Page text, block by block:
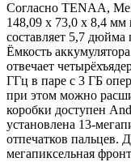
Согласно TENAA,
148,09 x 73,0 x 8,4 мм
составляет 5,7
Ёмкость
отвечает
ГГц в паре с 3 ГБ
при этом можно
коробки доступен
установлена 13-
отпечатков пальцев.
мегапиксельная